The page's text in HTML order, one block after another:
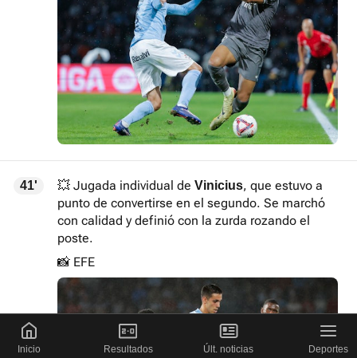
41' 💥 Jugada individual de Vinicius, que estuvo a
punto de convertirse en el segundo. Se marchó
con calidad y definió con la zurda rozando el
poste.
📸 EFE
Inicio Resultados Últ. noticias Deportes